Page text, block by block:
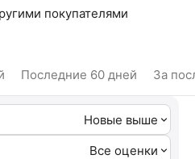
покупателями
Последние 60 дней За
Новые выше
Все оценки